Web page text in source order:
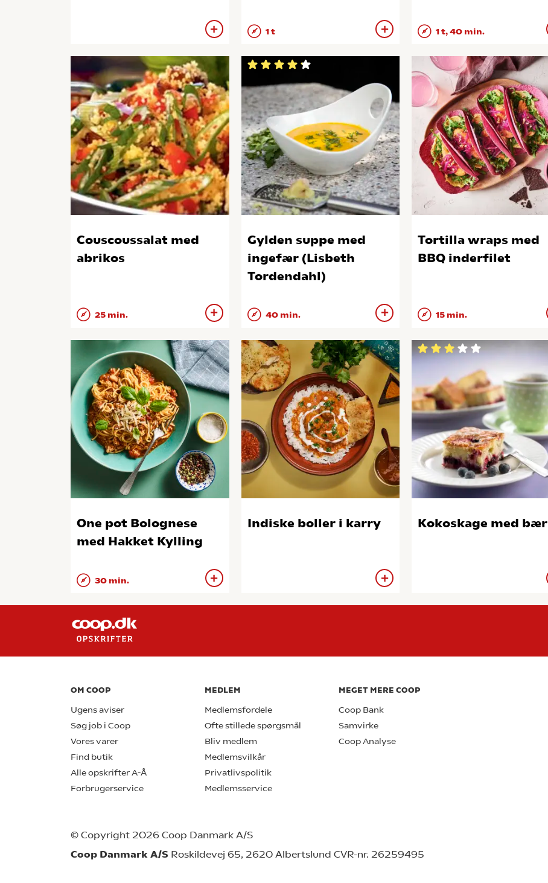
1 t 1 t, 40 min.
Couscoussalat med
abrikos
25 min.
Gylden suppe med
ingefær (Lisbeth
Tordendahl)
40 min.
Tortilla wraps med
BBQ inderfilet
15 min.
One pot Bolognese
med Hakket Kylling
30 min.
Indiske boller i karry Kokoskage med bær
OM COOP
Ugens aviser
Søg job i Coop
Vores varer
Find butik
Alle opskrifter A-Å
Forbrugerservice
MEDLEM
Medlemsfordele
Ofte stillede spørgsmål
Bliv medlem
Medlemsvilkår
Privatlivspolitik
Medlemsservice
MEGET MERE COOP
Coop Bank
Samvirke
Coop Analyse
© Copyright 2026 Coop Danmark A/S
Coop Danmark A/S Roskildevej 65, 2620 Albertslund CVR-nr. 26259495